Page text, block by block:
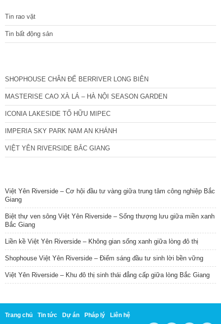
Tin rao vặt
Tin bất động sản
SHOPHOUSE CHÂN ĐẾ BERRIVER LONG BIÊN
MASTERISE CAO XÀ LÁ – HÀ NỘI SEASON GARDEN
ICONIA LAKESIDE TỐ HỮU MIPEC
IMPERIA SKY PARK NAM AN KHÁNH
VIỆT YÊN RIVERSIDE BẮC GIANG
Việt Yên Riverside – Cơ hội đầu tư vàng giữa trung tâm công nghiệp Bắc
Giang
Biệt thự ven sông Việt Yên Riverside – Sống thượng lưu giữa miền xanh
Bắc Giang
Liền kề Việt Yên Riverside – Không gian sống xanh giữa lòng đô thị
Shophouse Việt Yên Riverside – Điểm sáng đầu tư sinh lời bền vững
Việt Yên Riverside – Khu đô thị sinh thái đẳng cấp giữa lòng Bắc Giang
Trang chủ Tin tức Dự án Pháp lý Liên hệ